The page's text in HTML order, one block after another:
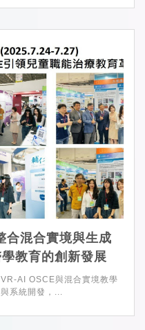
合混合實境與生成
教育的創新發展
AI OSCE與混合實境教學
系統開發，...